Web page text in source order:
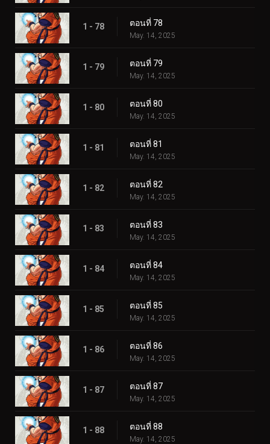
1 - 78 ตอนที่ 78
May. 14, 2025
1 - 79 ตอนที่ 79
May. 14, 2025
1 - 80 ตอนที่ 80
May. 14, 2025
1 - 81 ตอนที่ 81
May. 14, 2025
1 - 82 ตอนที่ 82
May. 14, 2025
1 - 83 ตอนที่ 83
May. 14, 2025
1 - 84 ตอนที่ 84
May. 14, 2025
1 - 85 ตอนที่ 85
May. 14, 2025
1 - 86 ตอนที่ 86
May. 14, 2025
1 - 87 ตอนที่ 87
May. 14, 2025
1 - 88 ตอนที่ 88
May. 14, 2025